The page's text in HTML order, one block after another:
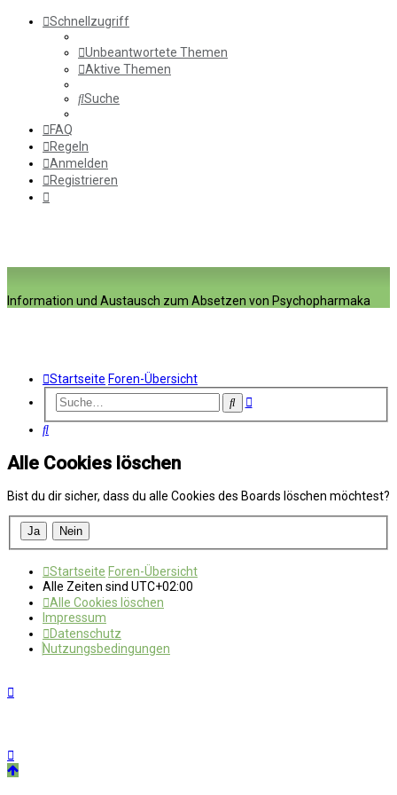
Schnellzugriff
Unbeantwortete Themen
Aktive Themen
Suche
FAQ
Regeln
Anmelden
Registrieren
Information und Austausch zum Absetzen von Psychopharmaka
Startseite Foren-Übersicht
SucheErweiterte
Suche
Alle Cookies löschen
Bist du dir sicher, dass du alle Cookies des Boards löschen möchtest?
Startseite Foren-Übersicht
Alle Zeiten sind UTC+02:00
Alle Cookies löschen
Impressum
Datenschutz
Nutzungsbedingungen